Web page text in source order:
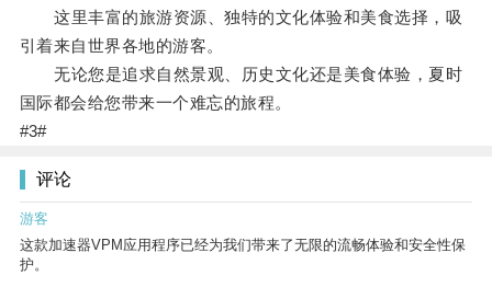
这里丰富的旅游资源、独特的文化体验和美食选择，吸
引着来自世界各地的游客。
无论您是追求自然景观、历史文化还是美食体验，夏时
国际都会给您带来一个难忘的旅程。
#3#
评论
游客
这款加速器VPM应用程序已经为我们带来了无限的流畅体验和安全性保
护。